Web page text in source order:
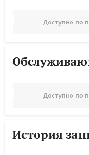
Доступно по
Доступно по
История